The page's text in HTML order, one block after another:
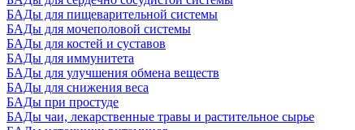
БАДы для пищеварительной системы
БАДы для мочеполовой системы
БАДы для костей и суставов
БАДы для иммунитета
БАДы для улучшения обмена веществ
БАДы для снижения веса
БАДы при простуде
БАДы чаи, лекарственные травы и растительное сырье